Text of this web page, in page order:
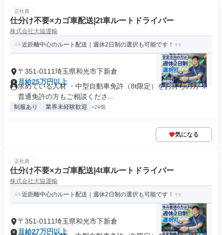
正社員
仕分け不要×カゴ車配送|2t車ルートドライバー
株式会社大協運輸
近距離中心のルート配送｜週休2日制の選択も可能です！
〒351-0111埼玉県和光市下新倉
月給25万円以上
求めている人材 ・中型自動車免許（8t限定）をお持ちの方 ※
普通免許の方もご相談くださ...
制服あり 業界未経験歓迎 +24個
気になる
正社員
仕分け不要×カゴ車配送|4t車ルートドライバー
株式会社大協運輸
近距離中心のルート配送｜週休2日制の選択も可能です！
〒351-0111埼玉県和光市下新倉
月給27万円以上